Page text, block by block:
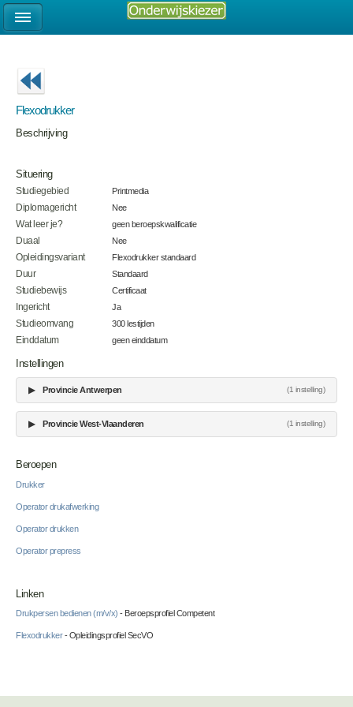
Flexodrukker
Beschrijving
Situering
Studiegebied
Printmedia
Diplomagericht
Nee
Wat leer je?
geen beroepskwalificatie
Duaal
Nee
Opleidingsvariant
Flexodrukker standaard
Duur
Standaard
Studiebewijs
Certificaat
Ingericht
Ja
Studieomvang
300 lestijden
Einddatum
geen einddatum
Instellingen
▶ Provincie Antwerpen (1 instelling)
▶ Provincie West-Vlaanderen (1 instelling)
Beroepen
Drukker
Operator drukafwerking
Operator drukken
Operator prepress
Linken
Drukpersen bedienen (m/v/x) - Beroepsprofiel Competent
Flexodrukker- Opleidingsprofiel SecVO